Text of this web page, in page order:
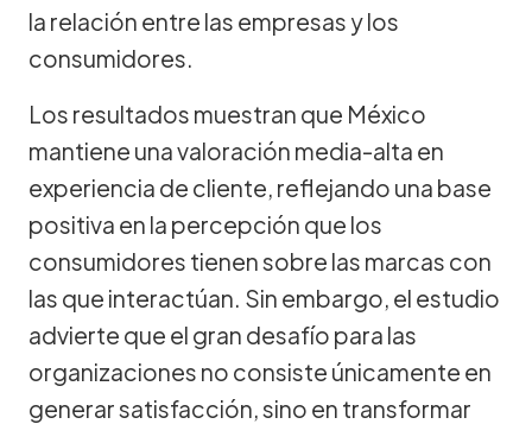
la relación entre las empresas y los
consumidores.
Los resultados muestran que México
mantiene una valoración media-alta en
experiencia de cliente, reflejando una base
positiva en la percepción que los
consumidores tienen sobre las marcas con
las que interactúan. Sin embargo, el estudio
advierte que el gran desafío para las
organizaciones no consiste únicamente en
generar satisfacción, sino en transformar